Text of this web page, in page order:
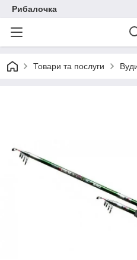
Рибалочка
Товари та послуги